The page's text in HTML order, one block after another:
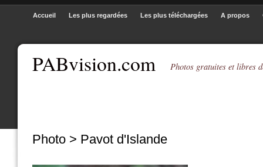
PABvision.com Photos gratuites et libres
Accueil Les plus regardées Les plus téléchargées A propos
Photo > Pavot d'Islande